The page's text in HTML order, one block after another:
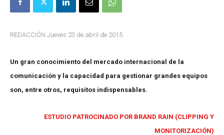
REDACCIÓN Jueves 23 de abril de 2015
Un gran conocimiento del mercado internacional de la
comunicación y la capacidad para gestionar grandes equipos
son, entre otros, requisitos indispensables.
ESTUDIO PATROCINADO POR BRAND RAIN (CLIPPING Y
MONITORIZACIÓN)